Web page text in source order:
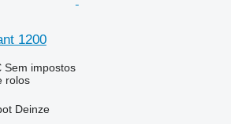
1200
Sem impostos
rolos
Deinze